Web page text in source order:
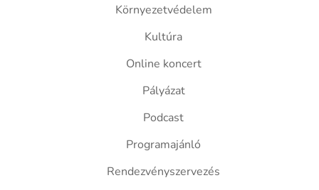
Környezetvédelem
Kultúra
Online koncert
Pályázat
Podcast
Programajánló
Rendezvényszervezés